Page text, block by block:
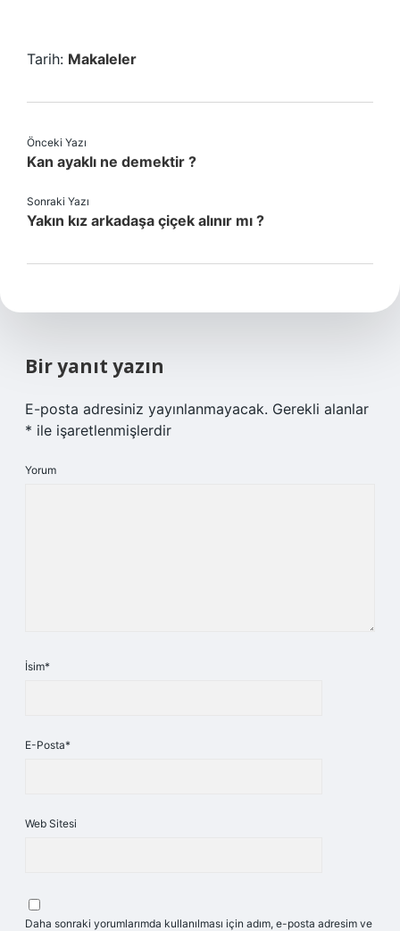
Tarih: Makaleler
Önceki Yazı
Kan ayaklı ne demektir ?
Sonraki Yazı
Yakın kız arkadaşa çiçek alınır mı ?
Bir yanıt yazın
E-posta adresiniz yayınlanmayacak. Gerekli alanlar
* ile işaretlenmişlerdir
Yorum
İsim*
E-Posta*
Web Sitesi
Daha sonraki yorumlarımda kullanılması için adım, e-posta adresim ve